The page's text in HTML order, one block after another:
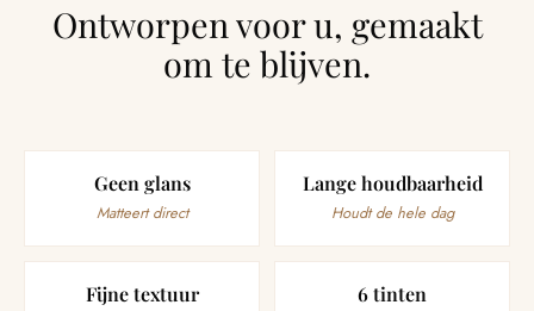
Ontworpen voor u, gemaakt
om te blijven.
Geen glans
Matteert direct
Lange houdbaarheid
Houdt de hele dag
Fijne textuur 6 tinten